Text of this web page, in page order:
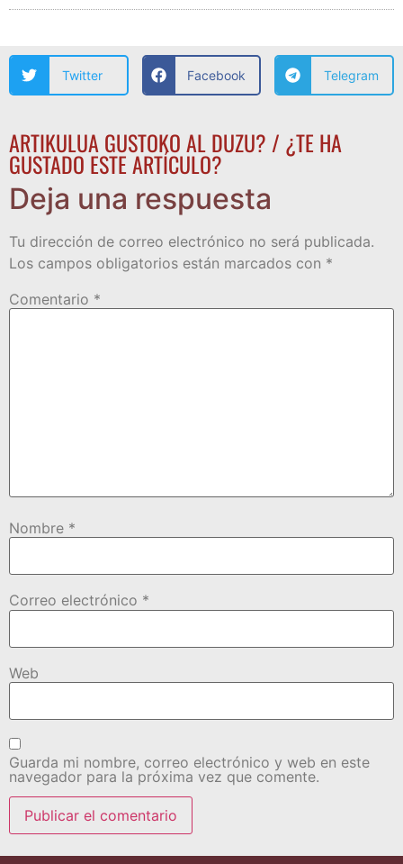
Twitter Facebook Telegram
ARTIKULUA GUSTOKO AL DUZU? / ¿TE HA
GUSTADO ESTE ARTÍCULO?
Deja una respuesta
Tu dirección de correo electrónico no será publicada.
Los campos obligatorios están marcados con *
Comentario *
Nombre *
Correo electrónico *
Web
Guarda mi nombre, correo electrónico y web en este
navegador para la próxima vez que comente.